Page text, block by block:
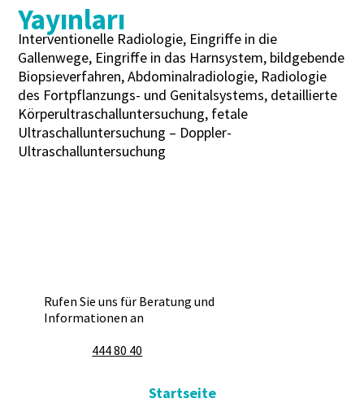
Yayınları
Interventionelle Radiologie, Eingriffe in die
Gallenwege, Eingriffe in das Harnsystem, bildgebende
Biopsieverfahren, Abdominalradiologie, Radiologie
des Fortpflanzungs- und Genitalsystems, detaillierte
Körperultraschalluntersuchung, fetale
Ultraschalluntersuchung – Doppler-
Ultraschalluntersuchung
Rufen Sie uns für Beratung und
Informationen an
444 80 40
Startseite